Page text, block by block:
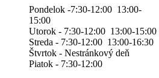
Pondelok -7:30-12:00 13:00-
15:00
Utorok - 7:30-12:00 13:00-15:00
Streda - 7:30-12:00 13:00-16:30
Štvrtok - Nestránkový deň
Piatok - 7:30-12:00